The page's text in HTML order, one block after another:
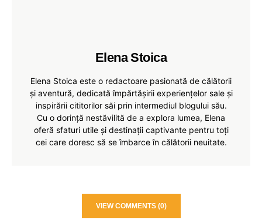
Elena Stoica
Elena Stoica este o redactoare pasionată de călătorii
și aventură, dedicată împărtășirii experiențelor sale și
inspirării cititorilor săi prin intermediul blogului său.
Cu o dorință nestăvilită de a explora lumea, Elena
oferă sfaturi utile și destinații captivante pentru toți
cei care doresc să se îmbarce în călătorii neuitate.
VIEW COMMENTS (0)